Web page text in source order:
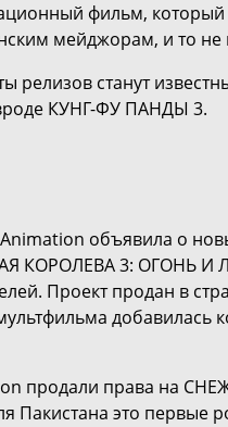
фильм, который
мейджорам, и то не
релизов станут
КУНГ-ФУ ПАНДЫ 3.
объявила о
3: ОГОНЬ И
Проект продан в
продали права на
Пакистана это первые